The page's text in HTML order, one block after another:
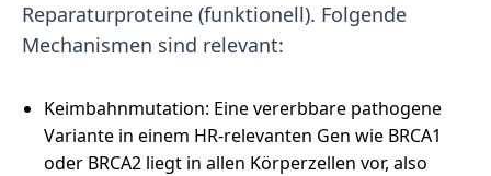
Reparaturproteine (funktionell). Folgende
Mechanismen sind relevant:
Keimbahnmutation: Eine vererbbare pathogene
Variante in einem HR-relevanten Gen wie BRCA1
oder BRCA2 liegt in allen Körperzellen vor, also